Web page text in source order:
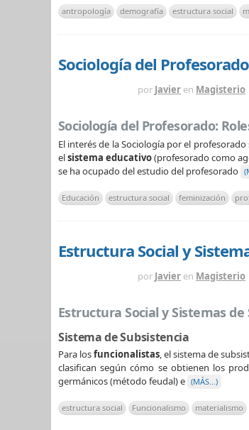
antropología demografía estructura social
Sociología del
por Javier en Magisterio
Sociología del Profesorado:
El interés de la Sociología por el
elsistema educativo(profesorado como
se ha ocupado del estudio del profesorado
Educación estructura social feminización
Estructura Social y
por Javier en Magisterio
Estructura Social y Sistemas de
Sistema de Subsistencia
Para losfuncionalistas, el sistema de
clasifican según cómo se obtienen los
germánicos (método feudal) e (MÁS…)
estructura social Funcionalismo materialismo